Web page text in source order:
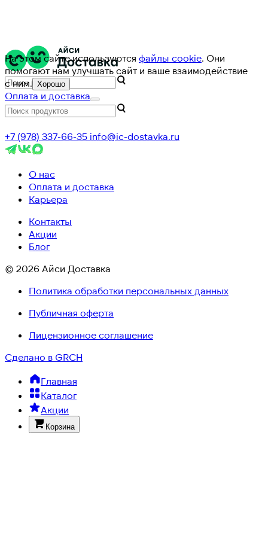
На этом сайте используются файлы cookie. Они
помогают нам улучшать сайт и ваше взаимодействие
с ним. Хорошо
Оплата и доставка
+7 (978) 337-66-35 info@ic-dostavka.ru
О нас
Оплата и доставка
Карьера
Контакты
Акции
Блог
© 2026 Айси Доставка
Политика обработки персональных данных
Публичная оферта
Лицензионное соглашение
Сделано в GRCH
Главная
Каталог
Акции
Корзина